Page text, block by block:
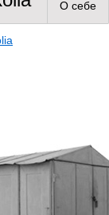
О себе